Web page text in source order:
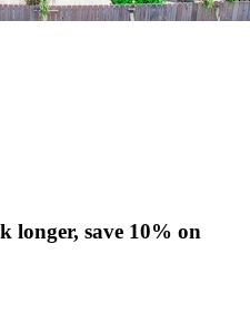
longer, save 10% on